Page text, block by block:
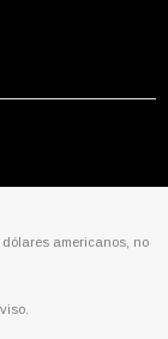
dólares americanos, no